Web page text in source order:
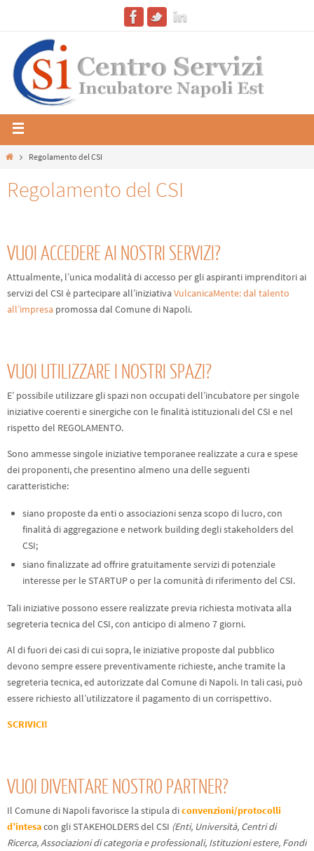
Regolamento del CSI
Regolamento del CSI
VUOI ACCEDERE AI NOSTRI SERVIZI?
Attualmente, l’unica modalità di accesso per gli aspiranti imprenditori ai
servizi del CSI è partecipare all’iniziativaVulcanicaMente: dal talento
all’impresa promossa dal Comune di Napoli.
VUOI UTILIZZARE I NOSTRI SPAZI?
E’ possibile utilizzare gli spazi non occupati dell’incubatore per singole
iniziative coerenti e sinergiche con le finalità istituzionali del CSI e nel
rispetto del REGOLAMENTO.
Sono ammesse singole iniziative temporanee realizzate a cura e spese
dei proponenti, che presentino almeno una delle seguenti
caratteristiche:
siano proposte da enti o associazioni senza scopo di lucro, con
finalità di aggregazione e network building degli stakeholders del
CSI;
siano finalizzate ad offrire gratuitamente servizi di potenziale
interesse per le STARTUP o per la comunità di riferimento del CSI.
Tali iniziative possono essere realizzate previa richiesta motivata alla
segreteria tecnica del CSI, con anticipo di almeno 7 giorni.
Al di fuori dei casi di cui sopra, le iniziative proposte dal pubblico
devono sempre essere preventivamente richieste, anche tramite la
segreteria tecnica, ed autorizzate dal Comune di Napoli. In tali casi, può
essere richiesto all’utilizzatore il pagamento di un corrispettivo.
SCRIVICI!
VUOI DIVENTARE NOSTRO PARTNER?
Il Comune di Napoli favorisce la stipula diconvenzioni/protocolli
d’intesacon gli STAKEHOLDERS del CSI (Enti, Università, Centri di
Ricerca, Associazioni di categoria e professionali, Istituzioni estere, Fondi